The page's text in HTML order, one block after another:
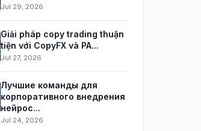
Jul 29, 2026
Giải pháp copy trading thuận
tiện với CopyFX và PA...
Jul 27, 2026
Лучшие команды для
корпоративного внедрения
нейрос...
Jul 24, 2026